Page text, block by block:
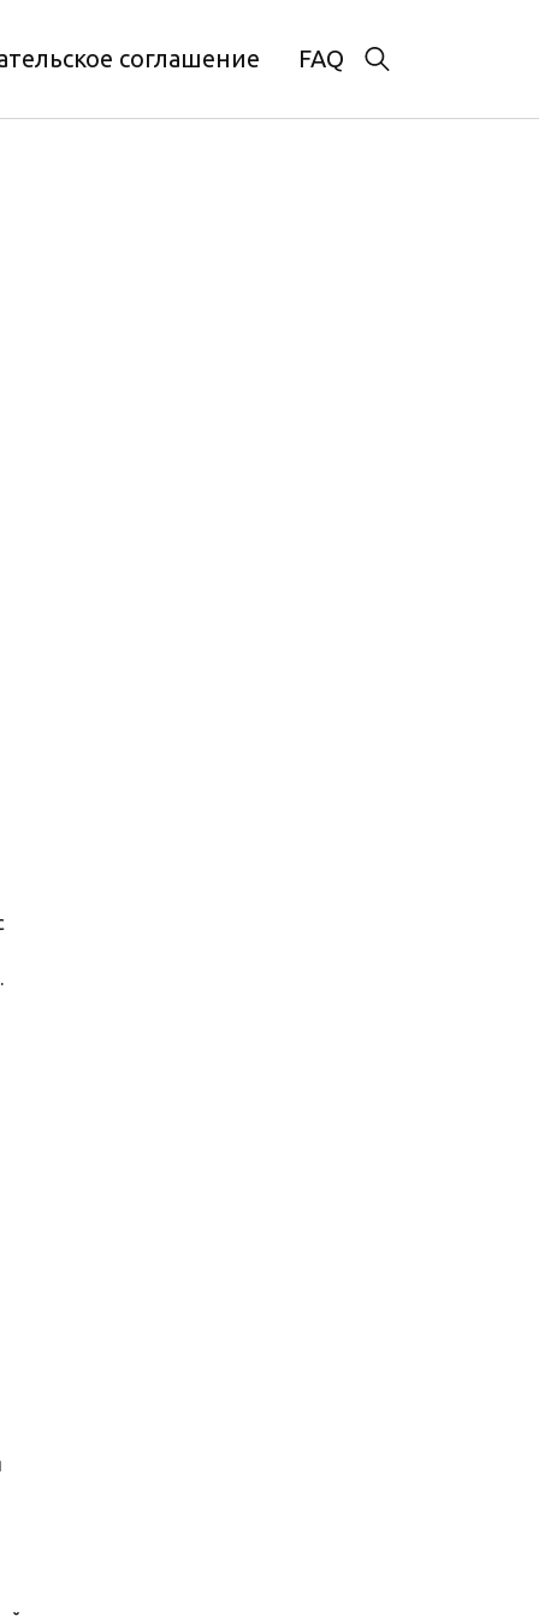
соглашение FAQ